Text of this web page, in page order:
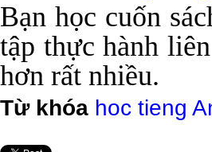
Bạn học cuốn
tập thực hành
hơn rất nhiều.
Từ khóa hoc tieng